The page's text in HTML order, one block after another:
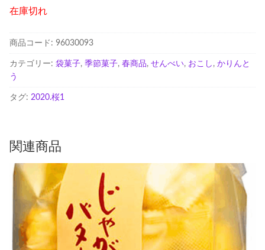
在庫切れ
商品コード: 96030093
カテゴリー: 袋菓子, 季節菓子, 春商品, せんべい, おこし , かりんと
う
タグ: 2020.桜1
関連商品